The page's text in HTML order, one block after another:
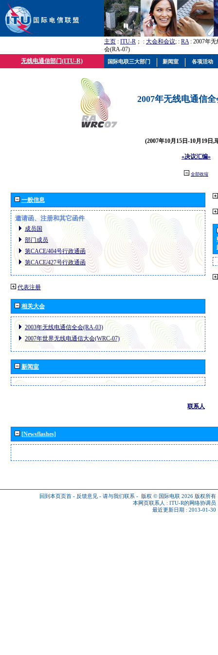
主页 : ITU-R ； : 大会和会议; : RA: 2007年
会(RA-07)
无线电通信部门(ITU-R)
2007年无线电通信
(2007年10月15日-10月19日,
«决议汇编»
全部收缩
一般信息
邀请函、注册和其它函件
成员国
部门成员
第CACE/404号行政通函
第CACE/427号行政通函
代表注册
相关大会
2003年无线电通信全会(RA-03)
2007年世界无线电通信大会(WRC-07)
新闻室
联系人
[Newsflashes]
回到本页页首 - 反馈意见 - 请与我们联系 - 版权 © 国际电联 2026 版权所有
本网页联系人 : ITU-R的网络协调员
最近更新日期 : 2013-01-30
国际电联三大部门 新闻室 各项活动